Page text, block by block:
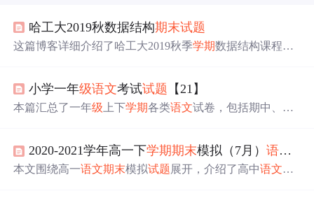
哈工大2019秋数据结构期末试题
这篇博客详细介绍了哈工大2019秋季学期数据结构课程的
法、排序算法等基础知识。建议考生复习时注重理解每个
算法的原理和实现过程，同时强调了实验和理论知识的结
小学一年级语文考试试题 【21】
本篇汇总了一年级 上下学期各类语文试卷，包括期中、
期
2020-2021学年高一下学期期末模拟（7月）语文
本文围绕高一语文期末模拟试题展开，介绍了高中语文教